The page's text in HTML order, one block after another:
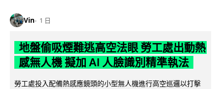
Vin 1 日
地盤偷吸煙難逃高空法眼 勞工處出動熱
感無人機 擬加 AI 人臉識別精準執法
勞工處投入配備熱感應鏡頭的小型無人機進行高空巡邏以打擊